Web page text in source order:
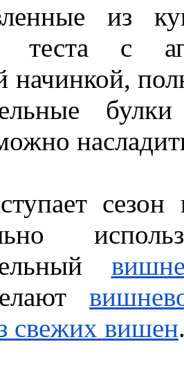
из
теста с
начинкой,
свежих вишен